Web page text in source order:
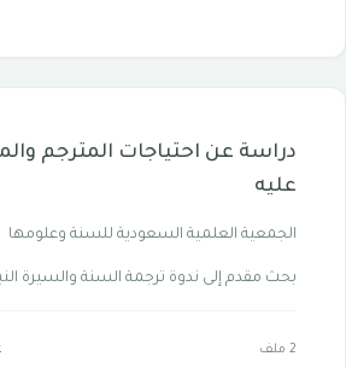
دراسة عن احتياجات المترجم
عليه
الجمعية العلمية السعودية للسنة وعلومها
بحث مقدم إلى ندوة ترجمة السنة والسيرة
2 ملف